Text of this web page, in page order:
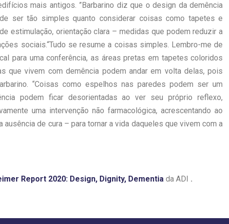
mais antigos. ”Barbarino diz que o design da demência
ser tão simples quanto considerar coisas como tapetes e
estimulação, orientação clara – medidas que podem reduzir a
sociais.“Tudo se resume a coisas simples. Lembro-me de
para uma conferência, as áreas pretas em tapetes coloridos
que vivem com demência podem andar em volta delas, pois
“Coisas como espelhos nas paredes podem ser um
podem ficar desorientadas ao ver seu próprio reflexo,
uma intervenção não farmacológica, acrescentando ao
de cura – para tornar a vida daqueles que vivem com a
Report 2020: Design, Dignity, Dementia da ADI .